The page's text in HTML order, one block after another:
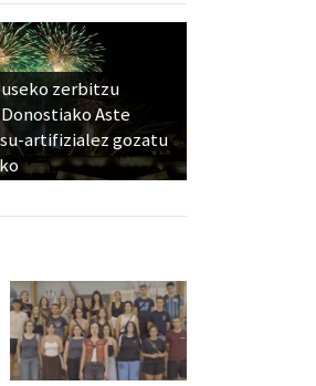
zerbitzu
Aste
artifizialez gozatu